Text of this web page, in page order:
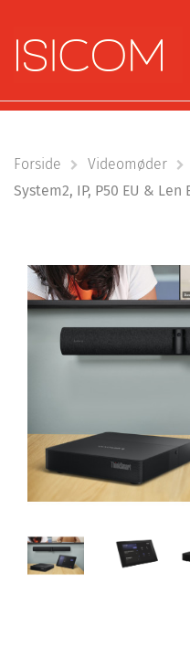
Forside Videomøder
System2, IP, P50 EU & Len